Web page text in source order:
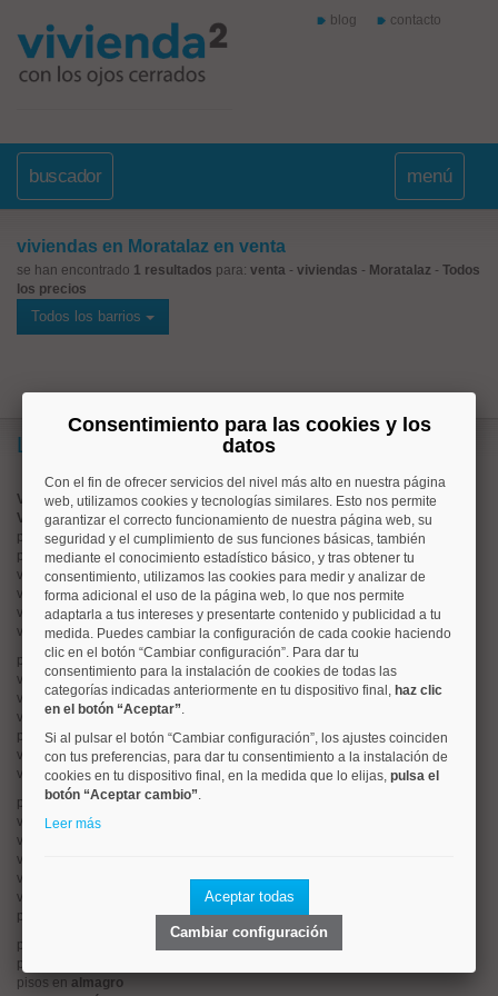
blog contacto
buscador menú
viviendas en Moratalaz en venta
se han encontrado 1 resultados para: venta - viviendas - Moratalaz - Todos
los precios
Todos los barrios
Lo más buscado
Valorar vivienda online
Vender piso
pisos enchamberí
pisos enmoncloa
viviendas enargüelles
viviendas entetuán
viviendas encuatro caminos
viviendas en chamartín
pisos enrios rosas
viviendas enprosperidad
viviendas enhispanoamerica
viviendas enciudad lineal
pisos en salamanca
viviendas encentro
viviendas ensol
pisos enciudad jardín
viviendas enretiro
viviendas en
viviendas en
viviendas en
viviendas en
pisos en
pisos en
pisos en
pisos en almagro
Consentimiento para las cookies y los
datos
Con el fin de ofrecer servicios del nivel más alto en nuestra página
web, utilizamos cookies y tecnologías similares. Esto nos permite
garantizar el correcto funcionamiento de nuestra página web, su
seguridad y el cumplimiento de sus funciones básicas, también
mediante el conocimiento estadístico básico, y tras obtener tu
consentimiento, utilizamos las cookies para medir y analizar de
forma adicional el uso de la página web, lo que nos permite
adaptarla a tus intereses y presentarte contenido y publicidad a tu
medida. Puedes cambiar la configuración de cada cookie haciendo
clic en el botón “Cambiar configuración”. Para dar tu
consentimiento para la instalación de cookies de todas las
categorías indicadas anteriormente en tu dispositivo final, haz clic
en el botón “Aceptar”.
Si al pulsar el botón “Cambiar configuración”, los ajustes coinciden
con tus preferencias, para dar tu consentimiento a la instalación de
cookies en tu dispositivo final, en la medida que lo elijas, pulsa el
botón “Aceptar cambio”.
Leer más
Aceptar todas
Cambiar configuración